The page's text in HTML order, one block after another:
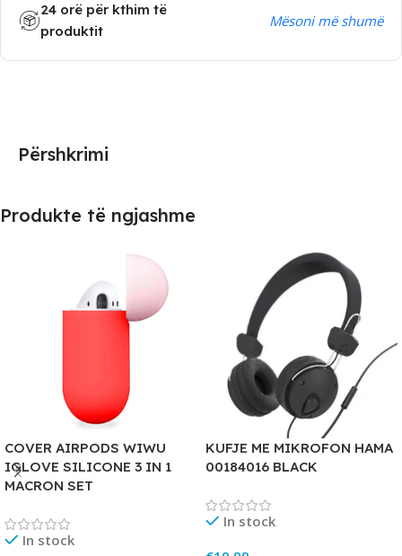
24 orë për kthim të
produktit
Mësoni më shumë
Përshkrimi
Produkte të ngjashme
COVER AIRPODS WIWU
IGLOVE SILICONE 3 IN 1
MACRON SET
In stock
KUFJE ME MIKROFON HAMA
00184016 BLACK
In stock